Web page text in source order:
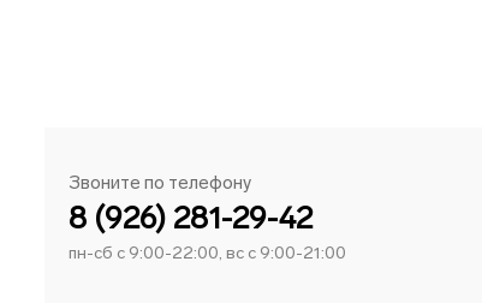
Звоните по телефону
8 (926) 281-29-42
пн-сб с 9:00-22:00, вс с 9:00-21:00